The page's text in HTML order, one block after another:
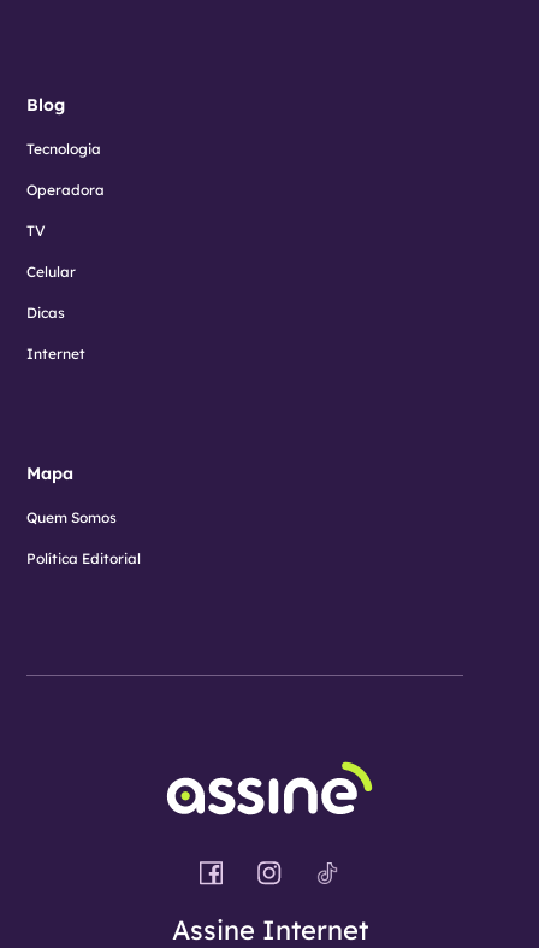
Blog
Tecnologia
Operadora
TV
Celular
Dicas
Internet
Mapa
Quem Somos
Política Editorial
Assine Internet